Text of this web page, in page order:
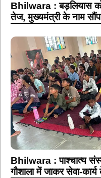
Bhilwara : बड़लियास को
तेज, मुख्यमंत्री के नाम
Bhilwara : पाश्चात्य
गौशाला में जाकर सेवा-